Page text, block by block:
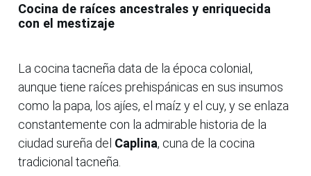
Cocina de raíces ancestrales y enriquecida
con el mestizaje
La cocina tacneña data de la época colonial,
aunque tiene raíces prehispánicas en sus insumos
como la papa, los ajíes, el maíz y el cuy, y se enlaza
constantemente con la admirable historia de la
ciudad sureña del Caplina, cuna de la cocina
tradicional tacneña.